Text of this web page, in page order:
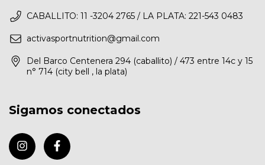
CABALLITO: 11 -3204 2765 / LA PLATA: 221-543 0483
activasportnutrition@gmail.com
Del Barco Centenera 294 (caballito) / 473 entre 14c y 15
n° 714 (city bell , la plata)
Sigamos conectados